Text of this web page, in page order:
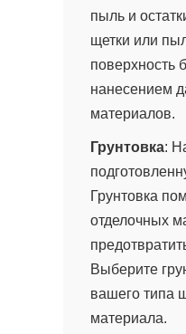
пыль и
щетки или
поверхность
нанесением
материалов.
Грунтовка:
Грунтовка
отделочных
Выберите
вашего типа
материала.